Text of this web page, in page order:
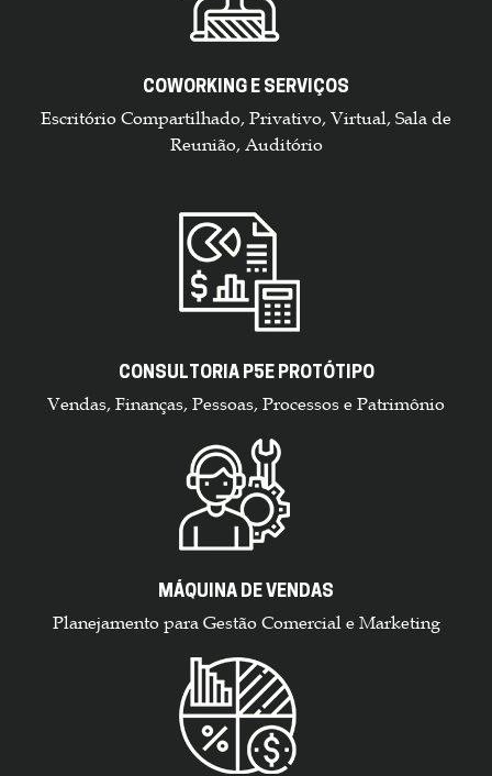
COWORKING E SERVIÇOS
Escritório Compartilhado, Privativo, Virtual, Sala de
Reunião, Auditório
CONSULTORIA P5E PROTÓTIPO
Vendas, Finanças, Pessoas, Processos e Patrimônio
MÁQUINA DE VENDAS
Planejamento para Gestão Comercial e Marketing